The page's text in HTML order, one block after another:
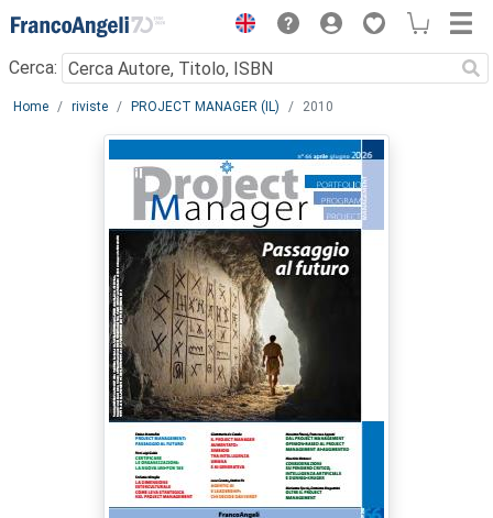
Menu
Cerca:
Main content
Home riviste PROJECT MANAGER (IL) 2010